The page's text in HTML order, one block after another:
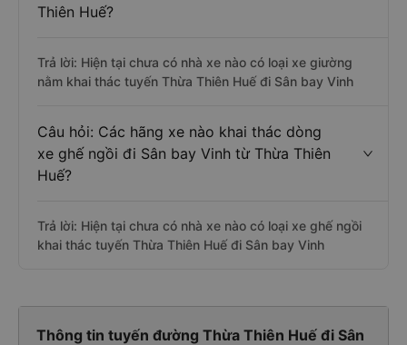
Thiên Huế?
Trả lời: Hiện tại chưa có nhà xe nào có loại xe giường
nằm khai thác tuyến Thừa Thiên Huế đi Sân bay Vinh
Câu hỏi: Các hãng xe nào khai thác dòng
xe ghế ngồi đi Sân bay Vinh từ Thừa Thiên
Huế?
Trả lời: Hiện tại chưa có nhà xe nào có loại xe ghế ngồi
khai thác tuyến Thừa Thiên Huế đi Sân bay Vinh
Thông tin tuyến đường Thừa Thiên Huế đi Sân